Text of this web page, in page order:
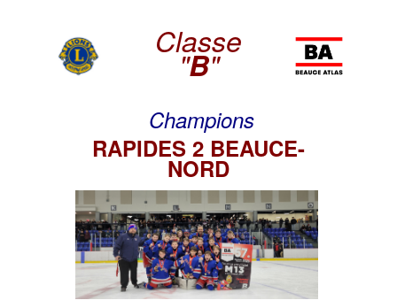
Classe
"B"
Champions
RAPIDES 2 BEAUCE-
NORD